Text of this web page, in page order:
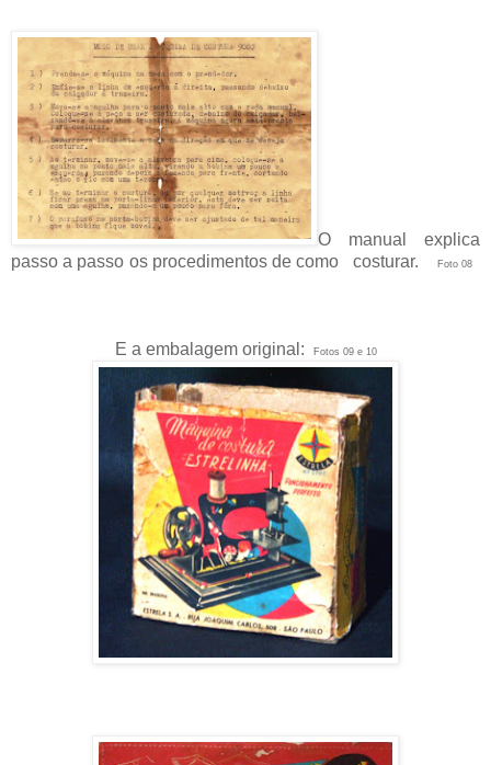
O manual explica
passo a passo os procedimentos de como costurar.
Foto 08
E a embalagem original: Fotos 09 e 10